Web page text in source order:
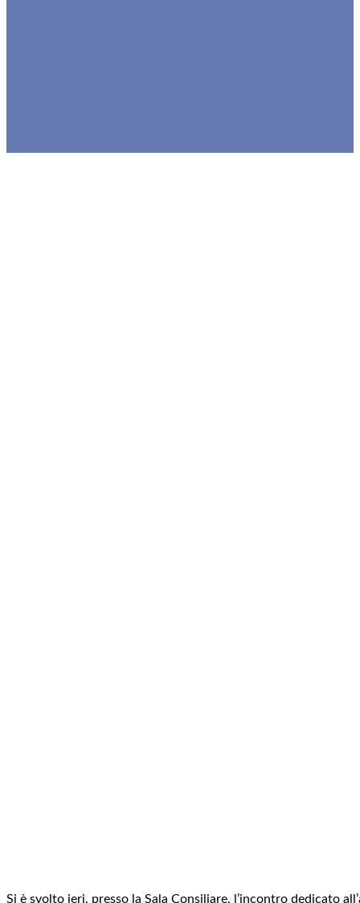
Si è svolto ieri, presso la Sala Consiliare, l’incontro dedicato